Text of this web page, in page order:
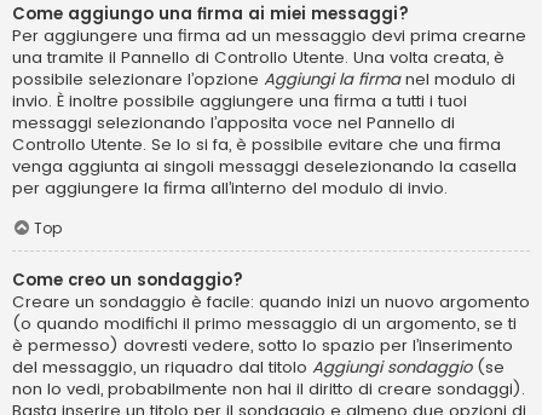
Come aggiungo una firma ai miei messaggi?
Per aggiungere una firma ad un messaggio devi prima crearne
una tramite il Pannello di Controllo Utente. Una volta creata, è
possibile selezionare l’opzione Aggiungi la firmanel modulo di
invio. È inoltre possibile aggiungere una firma a tutti i tuoi
messaggi selezionando l’apposita voce nel Pannello di
Controllo Utente. Se lo si fa, è possibile evitare che una firma
venga aggiunta ai singoli messaggi deselezionando la casella
per aggiungere la firma all’interno del modulo di invio.
Top
Come creo un sondaggio?
Creare un sondaggio è facile: quando inizi un nuovo argomento
(o quando modifichi il primo messaggio di un argomento, se ti
è permesso) dovresti vedere, sotto lo spazio per l’inserimento
del messaggio, un riquadro dal titolo Aggiungi sondaggio(se
non lo vedi, probabilmente non hai il diritto di creare sondaggi).
Basta inserire un titolo per il sondaggio e almeno due opzioni di